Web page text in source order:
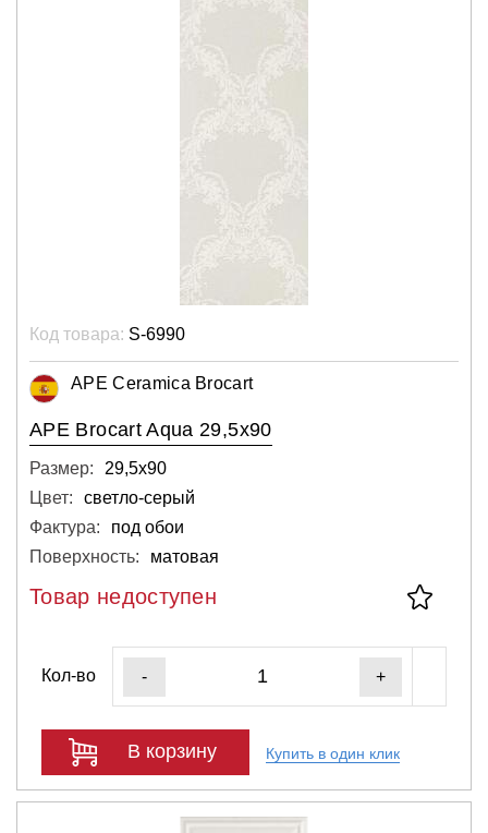
Код товара: S-6990
APE Ceramica Brocart
APE Brocart Aqua 29,5x90
Размер:
29,5х90
Цвет:
светло-серый
Фактура:
под обои
Поверхность:
матовая
Товар недоступен
Кол-во - +
В корзину Купить в один клик